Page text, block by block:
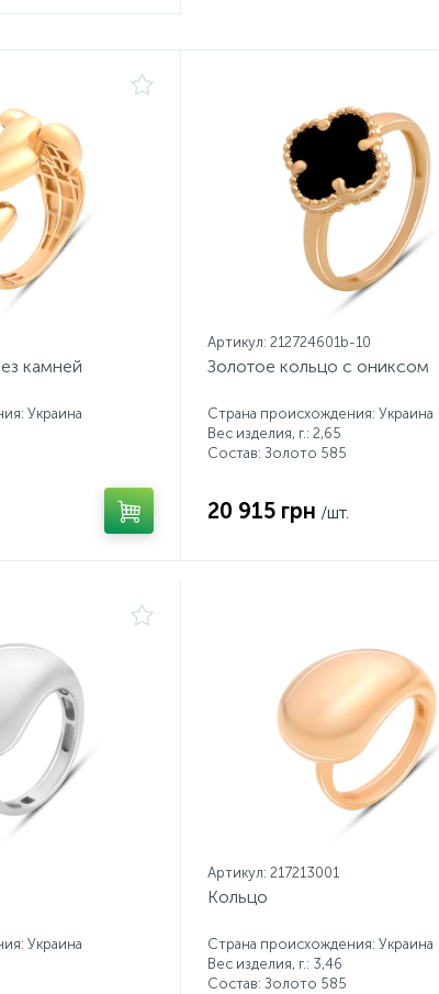
камней
Украина
Артикул: 212724601b-10
Золотое кольцо с ониксом
Страна происхождения: Украина
Вес изделия, г.: 2,65
Состав: Золото 585
20 915 грн /шт.
Украина
Артикул: 217213001
Кольцо
Страна происхождения: Украина
Вес изделия, г.: 3,46
Состав: Золото 585